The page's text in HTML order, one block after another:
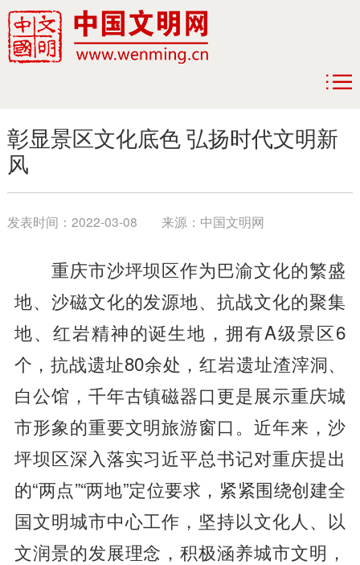
彰显景区文化底色 弘扬时代文明新
风
发表时间： 2022-03-08 来源： 中国文明网
重庆市沙坪坝区作为巴渝文化的繁盛
地、沙磁文化的发源地、抗战文化的聚集
地、红岩精神的诞生地，拥有A级景区6
个，抗战遗址80余处，红岩遗址渣滓洞、
白公馆，千年古镇磁器口更是展示重庆城
市形象的重要文明旅游窗口。近年来，沙
坪坝区深入落实习近平总书记对重庆提出
的“两点”“两地”定位要求，紧紧围绕创建全
国文明城市中心工作，坚持以文化人、以
文润景的发展理念，积极涵养城市文明，